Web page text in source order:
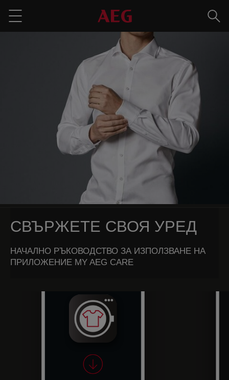
Menu
СВЪРЖЕТЕ СВОЯ УРЕД
НАЧАЛНО РЪКОВОДСТВО ЗА ИЗПОЛЗВАНЕ НА
ПРИЛОЖЕНИЕ MY AEG CARE